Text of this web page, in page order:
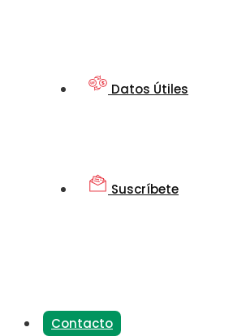
Datos Útiles
Suscríbete
Contacto